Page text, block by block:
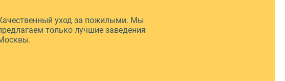
уход за пожилыми. Мы
только лучшие заведения